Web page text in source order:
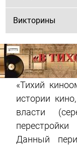
Викторины
«Тихий
истории
власти
Данный